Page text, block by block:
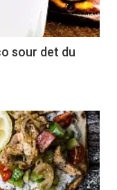
sour det du